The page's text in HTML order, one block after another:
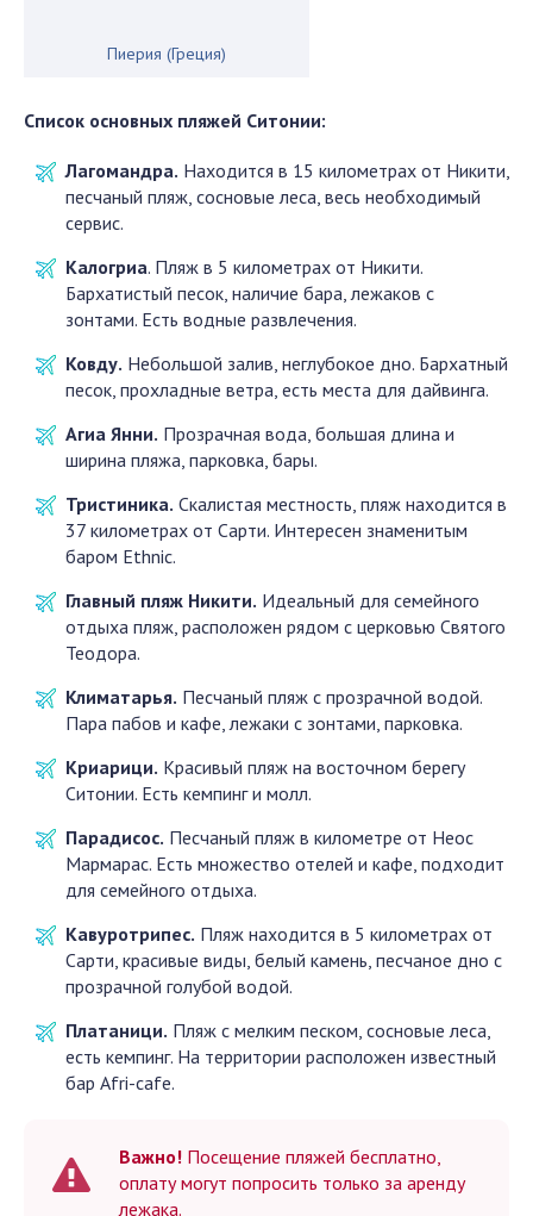
Пиерия (Греция)
Список основных пляжей Ситонии:
Лагомандра. Находится в 15 километрах от Никити,
песчаный пляж, сосновые леса, весь необходимый
сервис.
Калогриа. Пляж в 5 километрах от Никити.
Бархатистый песок, наличие бара, лежаков с
зонтами. Есть водные развлечения.
Ковду. Небольшой залив, неглубокое дно. Бархатный
песок, прохладные ветра, есть места для дайвинга.
Агиа Янни. Прозрачная вода, большая длина и
ширина пляжа, парковка, бары.
Тристиника. Скалистая местность, пляж находится в
37 километрах от Сарти. Интересен знаменитым
баром Ethnic.
Главный пляж Никити. Идеальный для семейного
отдыха пляж, расположен рядом с церковью Святого
Теодора.
Климатарья. Песчаный пляж с прозрачной водой.
Пара пабов и кафе, лежаки с зонтами, парковка.
Криарици. Красивый пляж на восточном берегу
Ситонии. Есть кемпинг и молл.
Парадисос. Песчаный пляж в километре от Неос
Мармарас. Есть множество отелей и кафе, подходит
для семейного отдыха.
Кавуротрипес. Пляж находится в 5 километрах от
Сарти, красивые виды, белый камень, песчаное дно с
прозрачной голубой водой.
Платаници. Пляж с мелким песком, сосновые леса,
есть кемпинг. На территории расположен известный
бар Afri-cafe.
Важно! Посещение пляжей бесплатно,
оплату могут попросить только за аренду
лежака.